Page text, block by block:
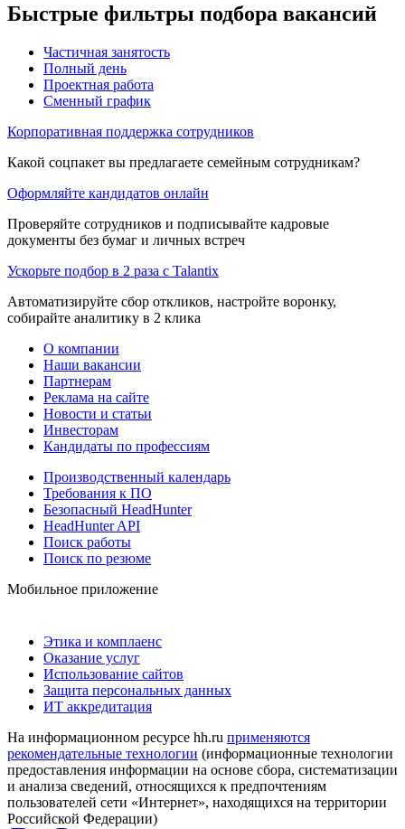
Быстрые фильтры подбора вакансий
Частичная занятость
Полный день
Проектная работа
Сменный график
Корпоративная поддержка сотрудников
Какой соцпакет вы предлагаете семейным сотрудникам?
Оформляйте кандидатов онлайн
Проверяйте сотрудников и подписывайте кадровые
документы без бумаг и личных встреч
Ускорьте подбор в 2 раза с Talantix
Автоматизируйте сбор откликов, настройте воронку,
собирайте аналитику в 2 клика
О компании
Наши вакансии
Партнерам
Реклама на сайте
Новости и статьи
Инвесторам
Кандидаты по профессиям
Производственный календарь
Требования к ПО
Безопасный HeadHunter
HeadHunter API
Поиск работы
Поиск по резюме
Мобильное приложение
Этика и комплаенс
Оказание услуг
Использование сайтов
Защита персональных данных
ИТ аккредитация
На информационном ресурсе hh.ru применяются
рекомендательные технологии (информационные технологии
предоставления информации на основе сбора, систематизации
и анализа сведений, относящихся к предпочтениям
пользователей сети «Интернет», находящихся на территории
Российской Федерации)